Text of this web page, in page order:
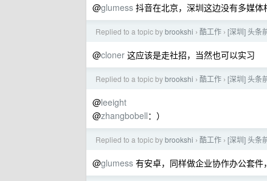
@glumess 抖音在北京，深圳这边没有多媒体
Replied to a topic bybrookshi › 酷工作 › [深圳] 头条
@cloner 这应该是走社招，当然也可以实习
Replied to a topic bybrookshi › 酷工作 › [深圳] 头条
@leeight
@zhangbobell：）
Replied to a topic bybrookshi › 酷工作 › [深圳] 头条
@glumess 有安卓，同样做企业协作办公套件